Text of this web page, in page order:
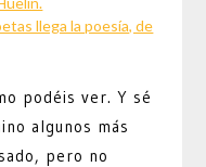
llega la poesía, de
podéis ver. Y sé
algunos más
pero no